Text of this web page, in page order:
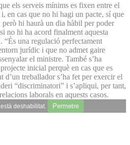
els serveis mínims es fixen entre el
en cas que no hi hagi un pacte, sí que
hi haurà un dia hàbil per poder
no hi ha acord finalment aquesta
una regulació perfectament
jurídic i que no admet gaire
el ministre. També s’ha
inicial perquè en cas que es
d’un treballador s’ha fet per exercir el
“discriminatori” i s’apliqui, per tant,
laborals en aquests casos.
deshabilitat. Permetre